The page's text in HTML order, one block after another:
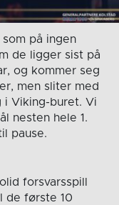
på ingen
de ligger sist på
og kommer seg
men sliter med
i Viking-buret. Vi
nesten hele 1.
pause.
forsvarsspill
de første 10